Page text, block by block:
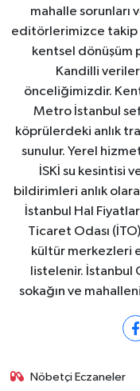
mahalle sorunları
editörlerimizce takip
kentsel dönüşüm
Kandilli
önceliğimizdir.
Metro İstanbul
köprülerdeki anlık
sunulur. Yerel
İSKİ su kesintisi
bildirimleri anlık
İstanbul Hal
Ticaret Odası
kültür merkezleri
listelenir. İstanbul
sokağın ve
Nöbetçi Eczaneler